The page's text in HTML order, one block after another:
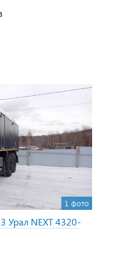
1 фото
Урал NEXT 4320-